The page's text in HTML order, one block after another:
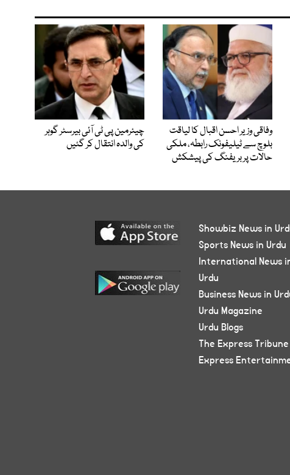
وفاقی وزیر احسن اقبال کا لیاقت
بلوچ سے ٹیلیفونک رابطہ، ملکی
حالات پر بریفنگ کی پیشکش
چیئرمین پی ٹی آئی بیرسٹر گوہر
کی والدہ انتقال کر گئیں
Showbiz News in
Sports News in Urdu
International News
Urdu
Business News in
Urdu Magazine
Urdu Blogs
The Express Tribune
Express